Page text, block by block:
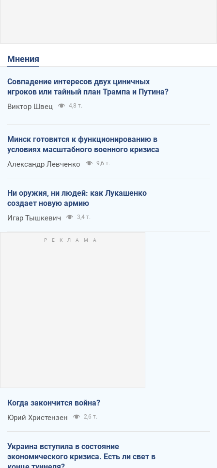
Мнения
Совпадение интересов двух циничных
игроков или тайный план Трампа и Путина?
Виктор Швец 4,8 т.
Минск готовится к функционированию в
условиях масштабного военного кризиса
Александр Левченко 9,6 т.
Ни оружия, ни людей: как Лукашенко
создает новую армию
Игар Тышкевич 3,4 т.
Когда закончится война?
Юрий Христензен 2,6 т.
Украина вступила в состояние
экономического кризиса. Есть ли свет в